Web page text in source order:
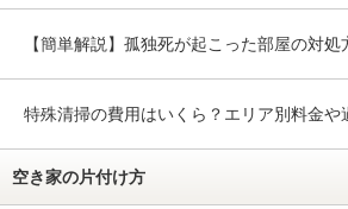
【簡単解説】孤独死が起こった部屋の対処
特殊清掃の費用はいくら？エリア別料金や
空き家の片付け方